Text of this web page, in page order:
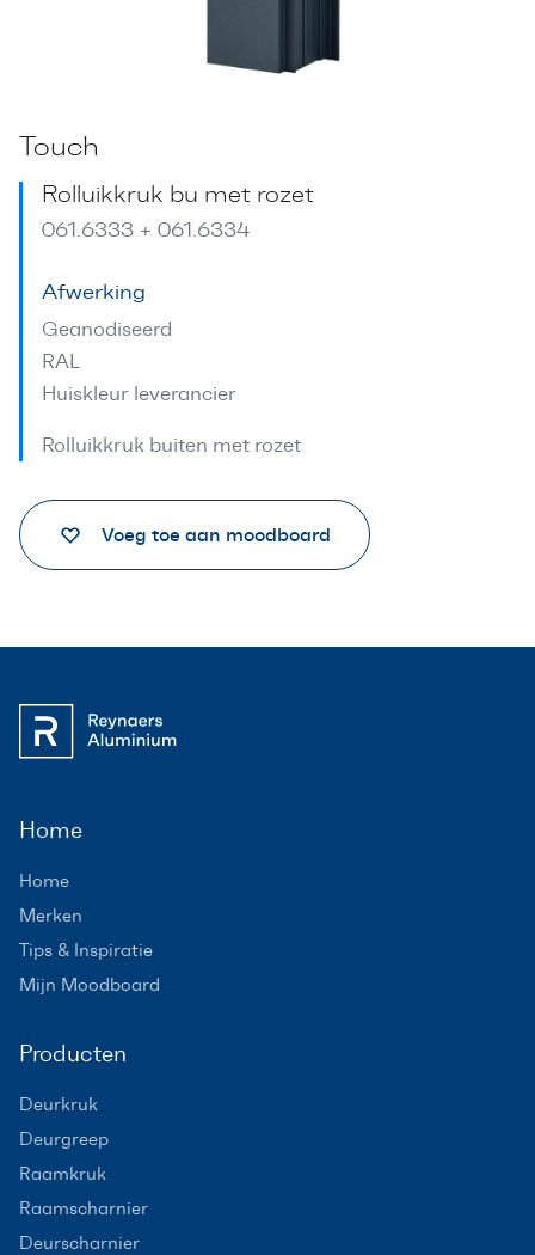
Touch
Rolluikkruk bu met rozet
061.6333 + 061.6334
Afwerking
Geanodiseerd
RAL
Huiskleur leverancier
Rolluikkruk buiten met rozet
Voeg toe aan moodboard
Home
Home
Merken
Tips & Inspiratie
Mijn Moodboard
Producten
Deurkruk
Deurgreep
Raamkruk
Raamscharnier
Deurscharnier